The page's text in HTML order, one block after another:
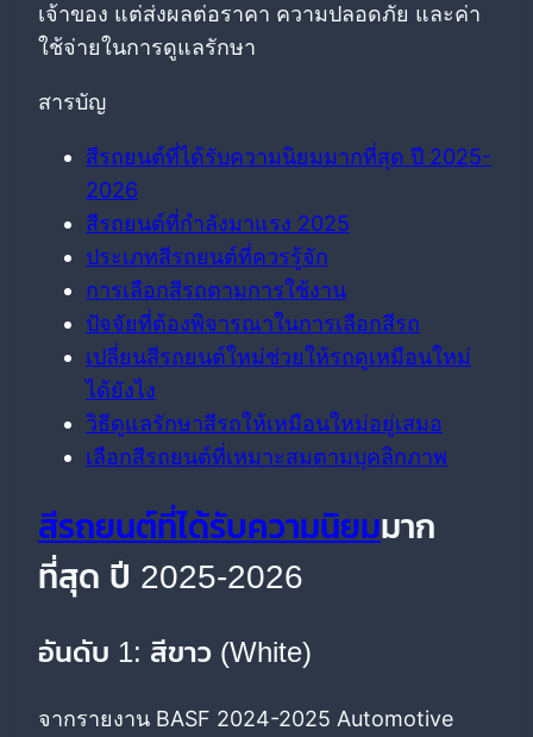
เจ้าของ แต่ส่งผลต่อราคา ความปลอดภัย และค่า
ใช้จ่ายในการดูแลรักษา
สารบัญ
สีรถยนต์ที่ได้รับความนิยมมากที่สุด ปี 2025-
2026
สีรถยนต์ที่กำลังมาแรง 2025
ประเภทสีรถยนต์ที่ควรรู้จัก
การเลือกสีรถตามการใช้งาน
ปัจจัยที่ต้องพิจารณาในการเลือกสีรถ
เปลี่ยนสีรถยนต์ใหม่ช่วยให้รถดูเหมือนใหม่
ได้ยังไง
วิธีดูแลรักษาสีรถให้เหมือนใหม่อยู่เสมอ
เลือกสีรถยนต์ที่เหมาะสมตามบุคลิกภาพ
สีรถยนต์ที่ได้รับความนิยมมาก
ที่สุด ปี 2025-2026
อันดับ 1: สีขาว (White)
จากรายงาน BASF 2024-2025 Automotive